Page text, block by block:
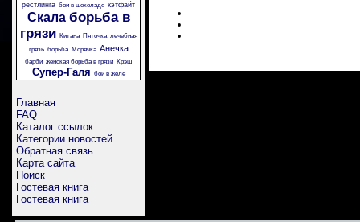
рестлинга бои в шоколаде кэтфайт
Скала борьба в
грязи
Китана Пяточка лечебная
грязь борьба Морячка Анечка
барби женская борьба в грязи Крэш
Супер-Галя бои в желе
Главная
FAQ
Каталог ссылок
Категории новостей
Обратная связь
Карта сайта
Поиск
Гостевая книга
Гостевая книга